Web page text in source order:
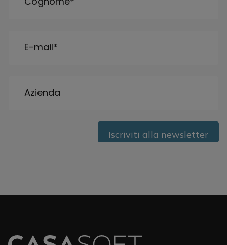
E-mail*
Azienda
Iscriviti alla newsletter